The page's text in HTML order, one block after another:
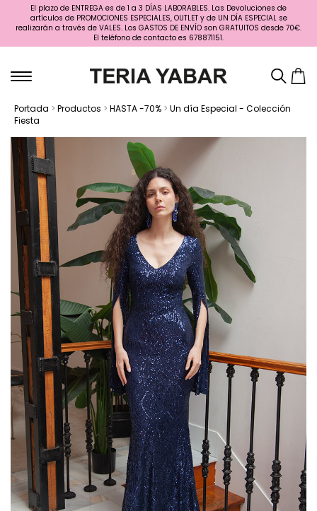
El plazo de ENTREGA es de 1 a 3 DÍAS LABORABLES. Las Devoluciones de
artículos de PROMOCIONES ESPECIALES, OUTLET y de UN DÍA ESPECIAL se
realizarán a través de VALES. Los GASTOS DE ENVÍO son GRATUITOS desde 70€.
El teléfono de contacto es 678871151.
Portada > Productos > HASTA -70% > Un día Especial - Colección
Fiesta